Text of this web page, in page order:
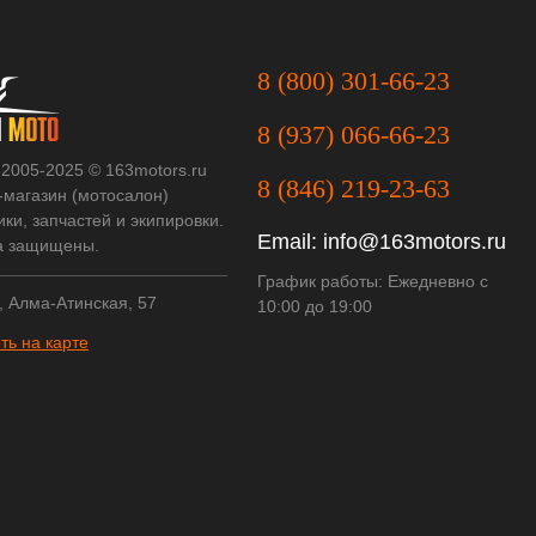
2025 © 163motors.ru
(мотосалон)
запчастей и экипировки.
защищены.
Алма-Атинская, 57
на карте
8 (800) 301-66-23
8 (937) 066-66-23
8 (846) 219-23-63
Email: info@163motors.ru
График работы: Ежедневно с
10:00 до 19:00